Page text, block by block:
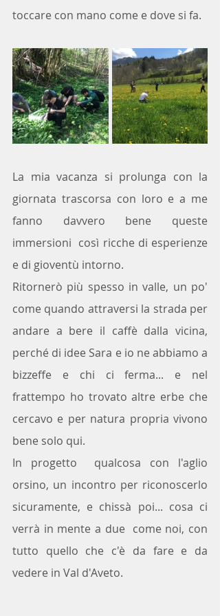
toccare con mano come e dove si fa.
La mia vacanza si prolunga con la
giornata trascorsa con loro e a me
fanno davvero bene queste
immersioni  così ricche di esperienze
e di gioventù intorno.
Ritornerò più spesso in valle, un po'
come quando attraversi la strada per
andare a bere il caffè dalla vicina,
perché di idee Sara e io ne abbiamo a
bizzeffe e chi ci ferma... e nel
frattempo ho trovato altre erbe che
cercavo e per natura propria vivono
bene solo qui.
In progetto  qualcosa con l'aglio
orsino, un incontro per riconoscerlo
sicuramente, e chissà poi... cosa ci
verrà in mente a due  come noi, con
tutto quello che c'è da fare e da
vedere in Val d'Aveto.